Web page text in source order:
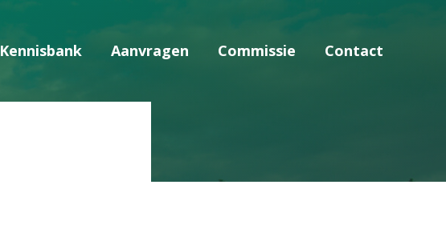
Kennisbank Aanvragen Commissie Contact